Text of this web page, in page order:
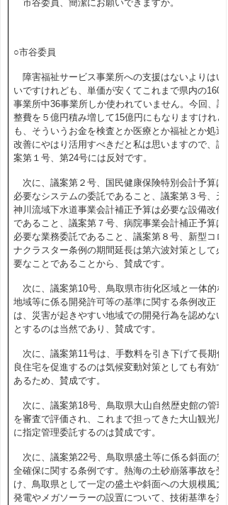
市谷委員、簡潔にお願いできますか。
○市谷委員
障害福祉サービス事業所への支援はないよりはい
いですけれども、単価が安くてこれまで県内の160
事業所中36事業所しか使われていません。今回、調
整費を５億円積み増して15億円にもなりますけれど
も、そういうお金を検査とか医療とか福祉とか処遇
改善にやはり活用すべきだと私は思いますので、議
案第１号、第24号には反対です。
次に、議案第２号、国民健康保険特別会計予算は
必要なシステムの委託であること、議案第３号、天
神川流域下水道事業会計補正予算は必要な設備改修
であること、議案第７号、病院事業会計補正予算は
必要な業務委託であること、議案第８号、新型コロ
ナクラスター条例の期間延長は第六波対策として必
要なことであることから、賛成です。
次に、議案第10号、鳥取県市街化区域と一体的な
地域等に係る開発許可等の基準に関する条例改正
は、災害が起きやすい地域での開発行為を認めない
とするのは当然であり、賛成です。
次に、議案第11号は、手数料を引き下げて長期優
良住宅を促進するのは気候変動対策としても有効で
あるため、賛成です。
次に、議案第18号、鳥取県大山自然歴史館の管理
を審査で評価され、これまで担ってきた大山観光局
に指定管理委託するのは賛成です。
次に、議案第22号、鳥取県盛土等に係る斜面の安
全確保に関する条例です。熱海の土砂崩落事故を受
け、鳥取県として一定の盛土や斜面への大規模風力
発電やメガソーラーの設置について、技術基準を満